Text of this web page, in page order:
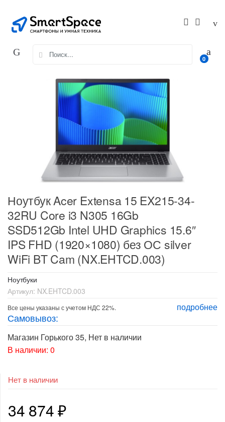
navigation
content
for:
0
Ноутбук Acer Extensa 15 EX215-34-
32RU Core i3 N305 16Gb
SSD512Gb Intel UHD Graphics 15.6″
IPS FHD (1920×1080) без ОС silver
WiFi BT Cam (NX.EHTCD.003)
Ноутбуки
Артикул: NX.EHTCD.003
подробнее
Все цены указаны с учетом НДС 22%.
Самовывоз:
Магазин Горького 35, Нет в наличии
В наличии: 0
Нет в наличии
34 874₽